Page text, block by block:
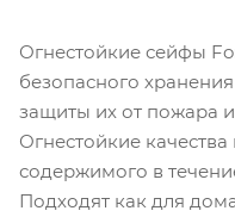
Огнестойкие сейфы
безопасного
защиты их от пожара
Огнестойкие
содержимого в
Подходят как для